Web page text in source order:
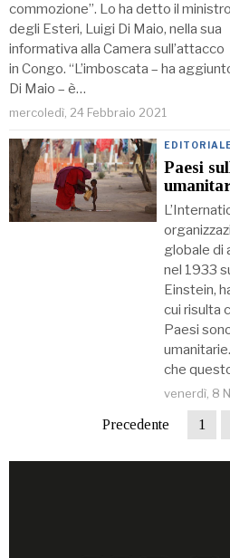
commozione”. Lo ha detto il ministro
degli Esteri, Luigi Di Maio, nella sua
informativa alla Camera sull’attacco
in Congo. “L’imboscata – ha
Di Maio – è…
mercoledì, 24 Febbraio 2021
Paesi
globale di
nel 1933
Einstein,
cui risulta
Paesi
che
venerdì, 8
Precedente 1